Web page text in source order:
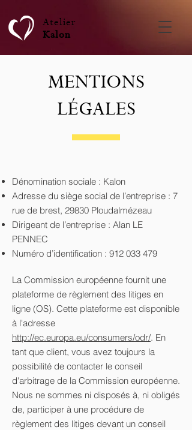
Atelier
Kalon
MENTIONS
LÉGALES
Dénomination sociale : Kalon
Adresse du siège social de l’entreprise : 7
rue de brest, 29830 Ploudalmézeau
Dirigeant de l’entreprise : Alan LE
PENNEC
Numéro d’identification : 912 033 479
La Commission européenne fournit une
plateforme de règlement des litiges en
ligne (OS). Cette plateforme est disponible
à l'adresse
http://ec.europa.eu/consumers/odr/. En
tant que client, vous avez toujours la
possibilité de contacter le conseil
d'arbitrage de la Commission européenne.
Nous ne sommes ni disposés à, ni obligés
de, participer à une procédure de
règlement des litiges devant un conseil